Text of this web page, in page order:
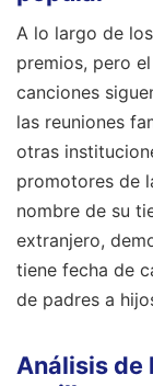
premios, pero
canciones
las reuniones
otras
promotores de
nombre de su
extranjero,
tiene fecha de
de padres a
sevillanas